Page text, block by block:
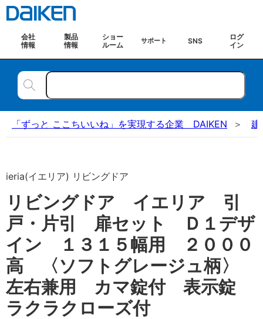
会社
情報
製品
情報
ショー
ルーム
サポート SNS
ログ
イン
「ずっと ここちいいね」を実現する企業 DAIKEN 建
ieria(イエリア) リビングドア
リビングドア イエリア 引
戸・片引 扉セット Ｄ１デザ
イン １３１５幅用 ２０００
高 〈ソフトグレージュ柄〉
左右兼用 カマ錠付 表示錠
ラクラクローズ付